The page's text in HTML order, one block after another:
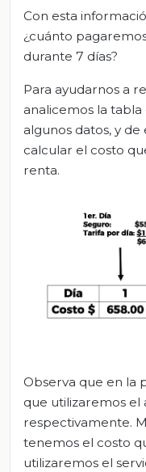
Con esta
¿cuánto
durante 7 días?
Para ayudarnos a
analicemos la
algunos datos, y
calcular el costo
renta.
Observa que en la
que utilizaremos el
respectivamente.
tenemos el costo
utilizaremos el